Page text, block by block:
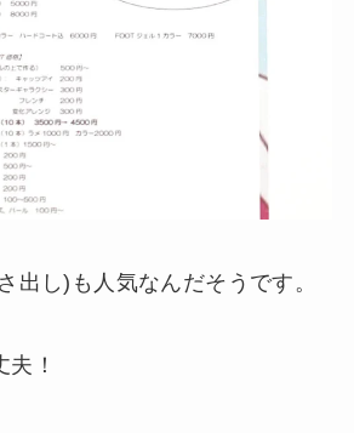
出し)も人気なんだそうです。
！